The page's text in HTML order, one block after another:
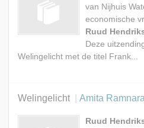
van Nijhuis
economische
Ruud
Deze
Welingelicht met de titel Frank...
Welingelicht Amita Ramnarain en Ruud van
Ruud